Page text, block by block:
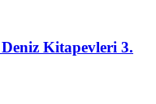
Kitapevleri 3.